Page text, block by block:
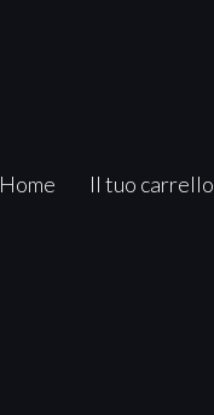
Home Il tuo carrello